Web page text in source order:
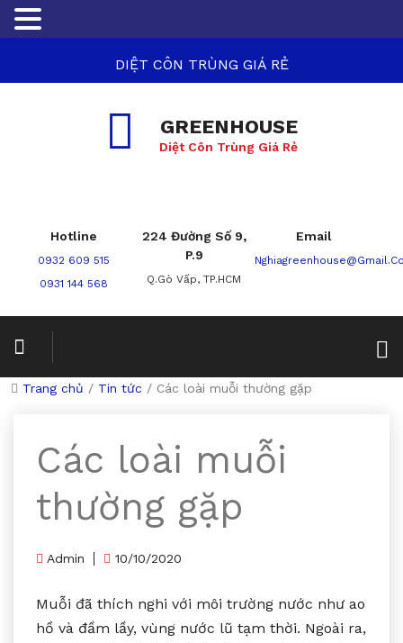
DIỆT CÔN TRÙNG GIÁ RẺ
GREENHOUSE
Diệt Côn Trùng Giá Rẻ
Hotline
0932 609 515
0931 144 568
224 Đường Số 9,
P.9
Q.Gò Vấp, TP.HCM
Email
Trang chủ / Tin tức / Các loài muỗi thường gặp
Các loài muỗi
thường gặp
Admin 10/10/2020
Muỗi đã thích nghi với môi trường nước như ao
hồ và đầm lầy, vùng nước lũ tạm thời. Ngoài ra,